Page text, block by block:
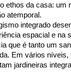
ethos da casa: um
atemporal.
integrado
espacial e na
que é tanto um
Em vários
jardineiras